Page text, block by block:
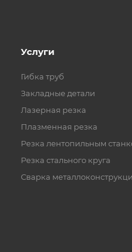
Услуги
Гибка труб
Закладные детали
Лазерная резка
Плазменная резка
Резка лентопильным
Резка стального круга
Сварка